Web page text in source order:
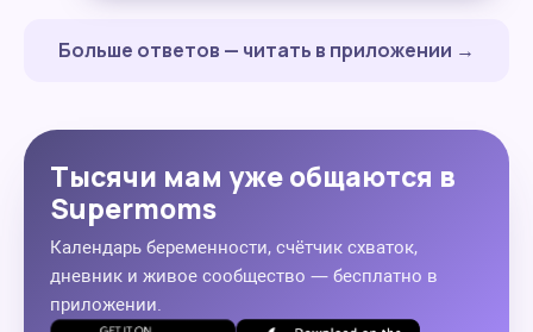
Больше ответов — читать в приложении →
Тысячи мам уже общаются в
Supermoms
Календарь беременности, счётчик схваток,
дневник и живое сообщество — бесплатно в
приложении.